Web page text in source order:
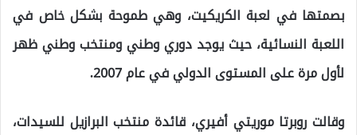
بصمتها في لعبة الكريكيت، وهي طموحة بشكل خاص في
اللعبة النسائية، حيث يوجد دوري وطني ومنتخب وطني ظهر
لأول مرة على المستوى الدولي في عام 2007.
وقالت روبرتا موريتي أفيري، قائدة منتخب البرازيل للسيدات،